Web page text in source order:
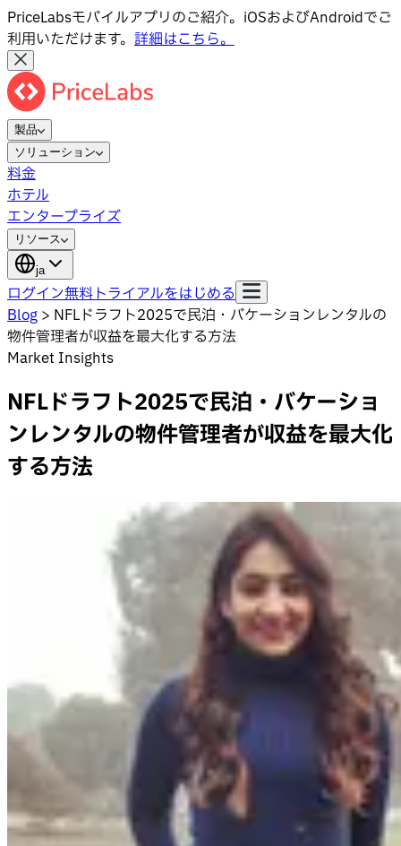
PriceLabsモバイルアプリのご紹介。iOSおよびAndroidでご
利用いただけます。 詳細はこちら。
製品
ソリューション
料金
ホテル
エンタープライズ
リソース
ja
ログイン無料トライアルをはじめる
Blog > NFLドラフト2025で民泊・バケーションレンタルの
物件管理者が収益を最大化する方法
Market Insights
NFLドラフト2025で民泊・バケーショ
ンレンタルの物件管理者が収益を最大化
する方法